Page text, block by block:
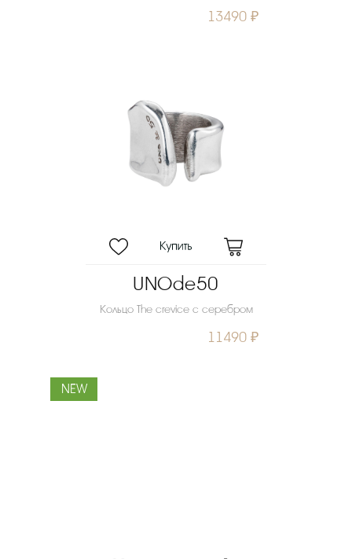
13490 ₽
UNOde50
Кольцо The crevice с серебром
11490 ₽
NEW